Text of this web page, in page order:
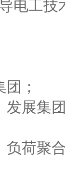
电工
；
发展集
负荷聚